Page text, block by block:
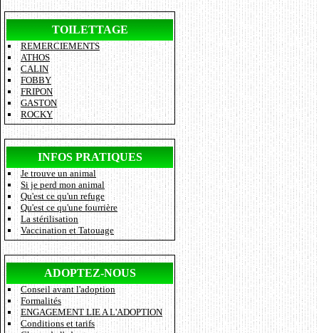
TOILETTAGE
REMERCIEMENTS
ATHOS
CALIN
FOBBY
FRIPON
GASTON
ROCKY
INFOS PRATIQUES
Je trouve un animal
Si je perd mon animal
Qu'est ce qu'un refuge
Qu'est ce qu'une fourrière
La stérilisation
Vaccination et Tatouage
ADOPTEZ-NOUS
Conseil avant l'adoption
Formalités
ENGAGEMENT LIE A L'ADOPTION
Conditions et tarifs